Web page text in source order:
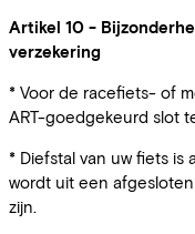
Artikel 10 -
verzekering
* Voor de racefiets- of
ART-goedgekeurd slot
* Diefstal van uw fiets is
wordt uit een
zijn.